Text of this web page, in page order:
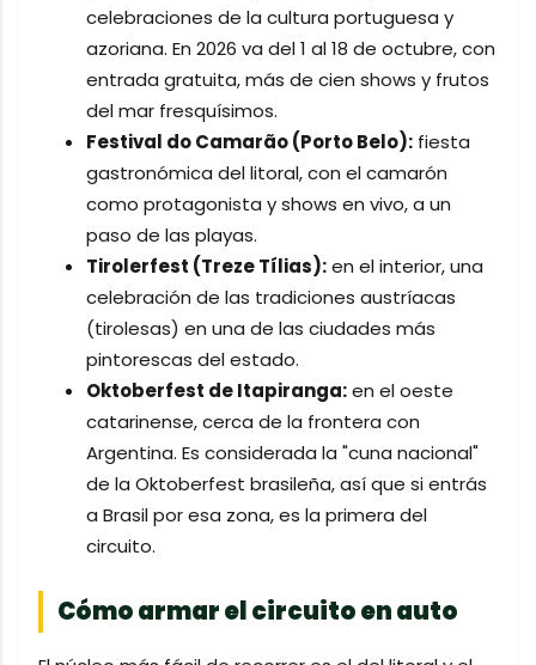
celebraciones de la cultura portuguesa y
azoriana. En 2026 va del 1 al 18 de octubre, con
entrada gratuita, más de cien shows y frutos
del mar fresquísimos.
Festival do Camarão (Porto Belo): fiesta
gastronómica del litoral, con el camarón
como protagonista y shows en vivo, a un
paso de las playas.
Tirolerfest (Treze Tílias):en el interior, una
celebración de las tradiciones austríacas
(tirolesas) en una de las ciudades más
pintorescas del estado.
Oktoberfest de Itapiranga:en el oeste
catarinense, cerca de la frontera con
Argentina. Es considerada la "cuna nacional"
de la Oktoberfest brasileña, así que si entrás
a Brasil por esa zona, es la primera del
circuito.
Cómo armar el circuito en auto